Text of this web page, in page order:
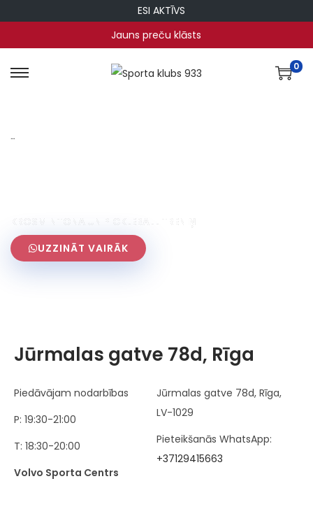
ESI AKTĪVS
Jauns preču klāsts
0
…
KROSMINTONA UN PICKLEBALL TRENIŅI
UZZINĀT VAIRĀK
Jūrmalas gatve 78d, Rīga
Piedāvājam nodarbības
P: 19:30-21:00
T: 18:30-20:00
Volvo Sporta Centrs
Jūrmalas gatve 78d, Rīga,
LV-1029
Pieteikšanās WhatsApp:
+37129415663